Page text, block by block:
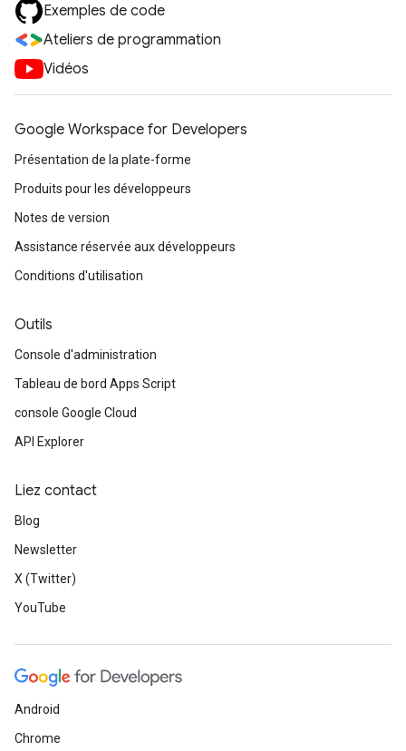
Exemples de code
Ateliers de programmation
Vidéos
Google Workspace for Developers
Présentation de la plate-forme
Produits pour les développeurs
Notes de version
Assistance réservée aux développeurs
Conditions d'utilisation
Outils
Console d'administration
Tableau de bord Apps Script
console Google Cloud
API Explorer
Liez contact
Blog
Newsletter
X (Twitter)
YouTube
Android
Chrome